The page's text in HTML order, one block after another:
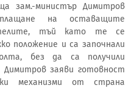
зам.-министър Димитров
на оставащите
тъй като те се
положение и са започнали
без да са получили
заяви готовност
механизми от страна